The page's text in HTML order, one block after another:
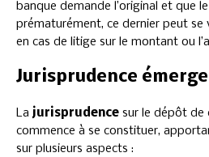
banque demande l’original et que
prématurément, ce dernier peut
en cas de litige sur le montant ou
Jurisprudence
La jurisprudence sur le dépôt de
commence à se constituer,
sur plusieurs aspects :